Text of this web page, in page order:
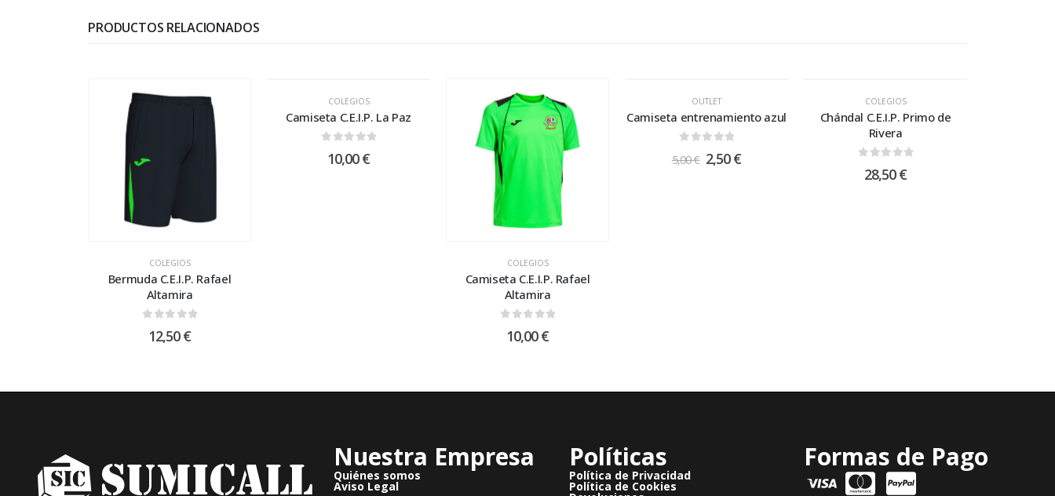
PRODUCTOS RELACIONADOS
COLEGIOS
Bermuda C.E.I.P. Rafael
Altamira
12,50€
COLEGIOS
Camiseta C.E.I.P. La Paz
10,00€
COLEGIOS
Camiseta C.E.I.P. Rafael
Altamira
10,00€
OUTLET
Camiseta entrenamiento azul
5,00€ 2,50€
COLEGIOS
Chándal C.E.I.P. Primo de
Rivera
28,50€
Nuestra Empresa
Quiénes somos
Aviso Legal
Políticas
Política de Privacidad
Política de Cookies
Formas de Pago